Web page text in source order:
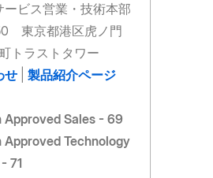
ービス営業・技術本部
東京都港区虎ノ門
トラストタワー
せ| 製品紹介ページ
Approved Sales - 69
Approved Technology
71